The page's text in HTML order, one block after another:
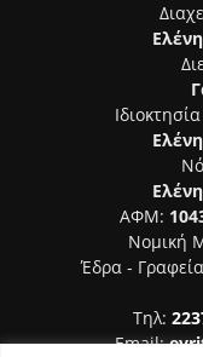
ΑΦΜ:
Νομική
Έδρα -
Τηλ:
Email: